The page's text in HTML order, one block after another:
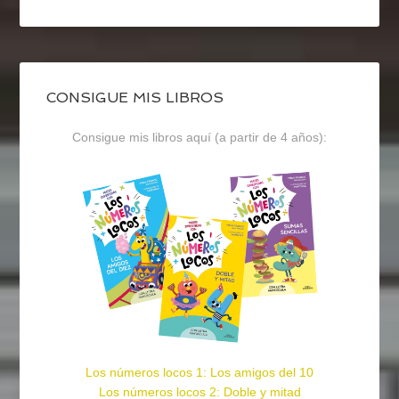
CONSIGUE MIS LIBROS
Consigue mis libros aquí (a partir de 4 años):
Los números locos 1: Los amigos del 10
Los números locos 2: Doble y mitad